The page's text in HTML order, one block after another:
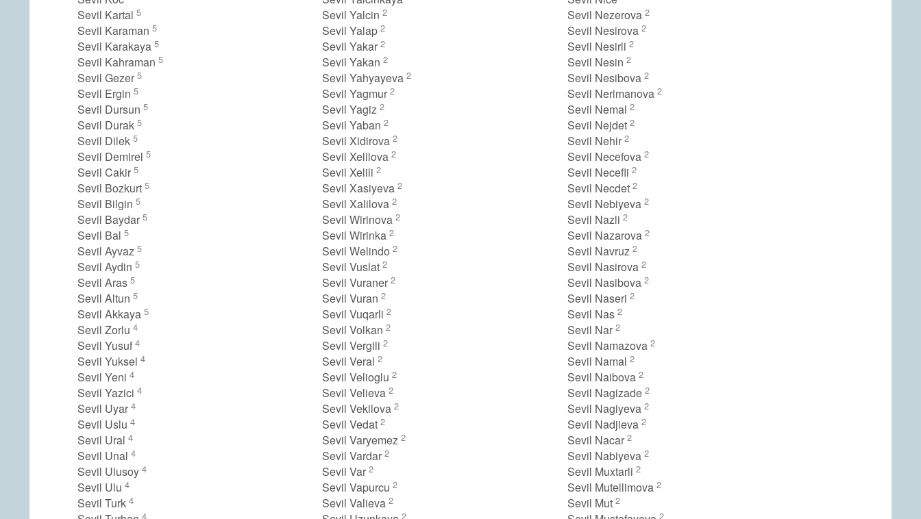
Sevil Kartal 5
Sevil Karaman 5
Sevil Karakaya 5
Sevil Kahraman 5
Sevil Gezer 5
Sevil Ergin 5
Sevil Dursun 5
Sevil Durak 5
Sevil Dilek 5
Sevil Demirel 5
Sevil Cakir 5
Sevil Bozkurt 5
Sevil Bilgin 5
Sevil Baydar 5
Sevil Bal 5
Sevil Ayvaz 5
Sevil Aydin 5
Sevil Aras 5
Sevil Altun 5
Sevil Akkaya 5
Sevil Zorlu 4
Sevil Yusuf 4
Sevil Yuksel 4
Sevil Yeni 4
Sevil Yazici 4
Sevil Uyar 4
Sevil Uslu 4
Sevil Ural 4
Sevil Unal 4
Sevil Ulusoy 4
Sevil Ulu 4
Sevil Turk 4
4
Sevil Yalcin2
Sevil Yalap2
Sevil Yakar2
Sevil Yakan2
Sevil Yahyayeva2
Sevil Yagmur2
Sevil Yagiz2
Sevil Yaban2
Sevil Xidirova2
Sevil Xelilova2
Sevil Xelili2
Sevil Xasiyeva2
Sevil Xalilova2
Sevil Wirinova2
Sevil Wirinka2
Sevil Welindo2
Sevil Vuslat2
Sevil Vuraner2
Sevil Vuran2
Sevil Vuqarli2
Sevil Volkan2
Sevil Vergili2
Sevil Veral2
Sevil Velioglu2
Sevil Velieva2
Sevil Vekilova2
Sevil Vedat2
Sevil Varyemez2
Sevil Vardar2
Sevil Var2
Sevil Vapurcu2
Sevil Valieva2
2
Sevil Nezerova 2
Sevil Nesirova 2
Sevil Nesirli 2
Sevil Nesin 2
Sevil Nesibova 2
Sevil Nerimanova 2
Sevil Nemal 2
Sevil Nejdet 2
Sevil Nehir 2
Sevil Necefova 2
Sevil Necefli 2
Sevil Necdet 2
Sevil Nebiyeva 2
Sevil Nazli 2
Sevil Nazarova 2
Sevil Navruz 2
Sevil Nasirova 2
Sevil Nasibova 2
Sevil Naseri 2
Sevil Nas 2
Sevil Nar 2
Sevil Namazova 2
Sevil Namal 2
Sevil Naibova 2
Sevil Nagizade 2
Sevil Nagiyeva 2
Sevil Nadjieva 2
Sevil Nacar 2
Sevil Nabiyeva 2
Sevil Muxtarli 2
Sevil Mutellimova 2
Sevil Mut 2
2